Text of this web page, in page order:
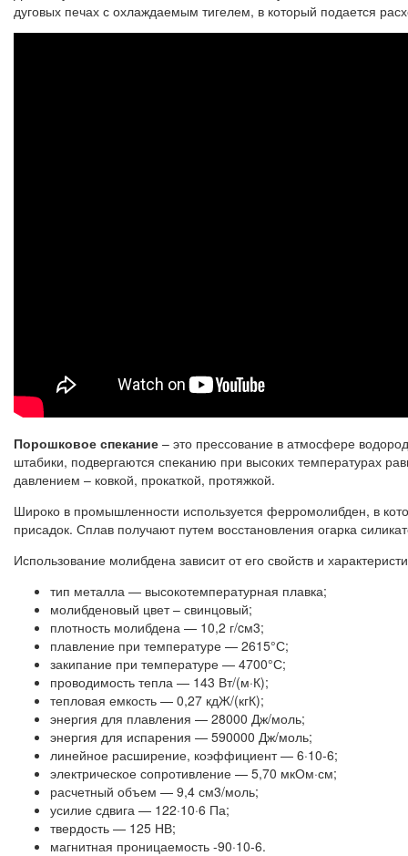
дуговых печах с охлаждаемым тигелем, в который подается
Порошковое спекание – это прессование в атмосфере
штабики, подвергаются спеканию при высоких температурах
давлением – ковкой, прокаткой, протяжкой.
Широко в промышленности используется ферромолибден, в
присадок. Сплав получают путем восстановления огарка
Использование молибдена зависит от его свойств и
тип металла — высокотемпературная плавка;
молибденовый цвет – свинцовый;
плотность молибдена — 10,2 г/cм3;
плавление при температуре — 2615°С;
закипание при температуре — 4700°С;
проводимость тепла — 143 Вт/(м·К);
тепловая емкость — 0,27 кдЖ/(кгК);
энергия для плавления — 28000 Дж/моль;
энергия для испарения — 590000 Дж/моль;
линейное расширение, коэффициент — 6·10-6;
электрическое сопротивление — 5,70 мкОм·см;
расчетный объем — 9,4 см3/моль;
усилие сдвига — 122·10·6 Па;
твердость — 125 НВ;
магнитная проницаемость -90·10-6.